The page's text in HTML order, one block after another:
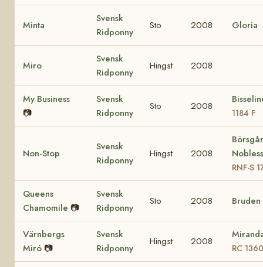
Minta
Svensk
Ridponny
Sto 2008 Gloria
Miro
Svensk
Ridponny
Hingst 2008
My Business
📷
Svensk
Ridponny
Sto 2008
1184 F
Non-Stop
Svensk
Ridponny
Hingst 2008
RNF-S
Queens
Chamomile 📷
Svensk
Ridponny
Sto 2008 Bruden
Värnbergs
Miró 📷
Svensk
Ridponny
Hingst 2008
RC 1360